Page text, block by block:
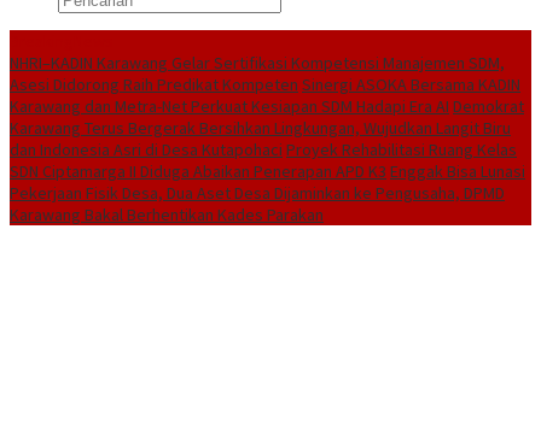
NHRI–KADIN Karawang Gelar Sertifikasi Kompetensi Manajemen SDM,
Asesi Didorong Raih Predikat Kompeten Sinergi ASOKA Bersama KADIN
Karawang dan Metra-Net Perkuat Kesiapan SDM Hadapi Era AI Demokrat
Karawang Terus Bergerak Bersihkan Lingkungan, Wujudkan Langit Biru
dan Indonesia Asri di Desa Kutapohaci Proyek Rehabilitasi Ruang Kelas
SDN Ciptamarga II Diduga Abaikan Penerapan APD K3 Enggak Bisa Lunasi
Pekerjaan Fisik Desa, Dua Aset Desa Dijaminkan ke Pengusaha, DPMD
Karawang Bakal Berhentikan Kades Parakan